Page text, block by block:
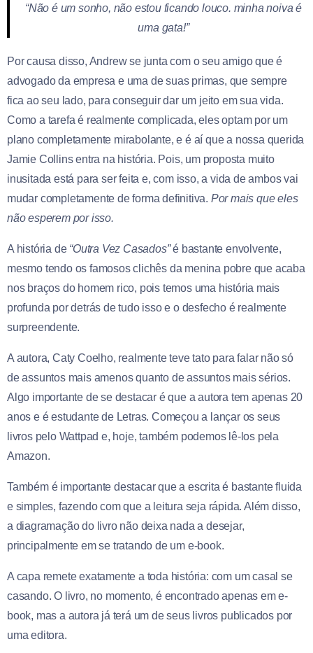
“Não é um sonho, não estou ficando louco. minha noiva é
uma gata!”
Por causa disso, Andrew se junta com o seu amigo que é
advogado da empresa e uma de suas primas, que sempre
fica ao seu lado, para conseguir dar um jeito em sua vida.
Como a tarefa é realmente complicada, eles optam por um
plano completamente mirabolante, e é aí que a nossa querida
Jamie Collins entra na história. Pois, um proposta muito
inusitada está para ser feita e, com isso, a vida de ambos vai
mudar completamente de forma definitiva. Por mais que eles
não esperem por isso.
A história de “Outra Vez Casados”é bastante envolvente,
mesmo tendo os famosos clichês da menina pobre que acaba
nos braços do homem rico, pois temos uma história mais
profunda por detrás de tudo isso e o desfecho é realmente
surpreendente.
A autora, Caty Coelho, realmente teve tato para falar não só
de assuntos mais amenos quanto de assuntos mais sérios.
Algo importante de se destacar é que a autora tem apenas 20
anos e é estudante de Letras. Começou a lançar os seus
livros pelo Wattpad e, hoje, também podemos lê-los pela
Amazon.
Também é importante destacar que a escrita é bastante fluida
e simples, fazendo com que a leitura seja rápida. Além disso,
a diagramação do livro não deixa nada a desejar,
principalmente em se tratando de um e-book.
A capa remete exatamente a toda história: com um casal se
casando. O livro, no momento, é encontrado apenas em e-
book, mas a autora já terá um de seus livros publicados por
uma editora.